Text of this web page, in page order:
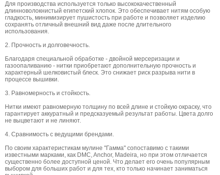
Для производства используется только высококачественный
длинноволокнистый египетский хлопок. Это обеспечивает нитям особую
гладкость, минимизирует пушистость при работе и позволяет изделию
сохранять отличный внешний вид даже после длительного
использования.
2. Прочность и долговечность.
Благодаря специальной обработке - двойной мерсеризации и
газоопаливанию - нитки приобретают дополнительную прочность и
характерный шелковистый блеск. Это снижает риск разрыва нити в
процессе вышивки.
3. Равномерность и стойкость.
Нитки имеют равномерную толщину по всей длине и стойкую окраску, что
гарантирует аккуратный и предсказуемый результат работы. Цвета долго
не выцветают и не линяют.
4. Сравнимость с ведущими брендами.
По своим характеристикам мулине "Гамма" сопоставимо с такими
известными марками, как DMC, Anchor, Madeira, но при этом отличается
существенно более доступной ценой. Что делает его очень популярным
выбором для больших работ и для тех, кто только начинает заниматься